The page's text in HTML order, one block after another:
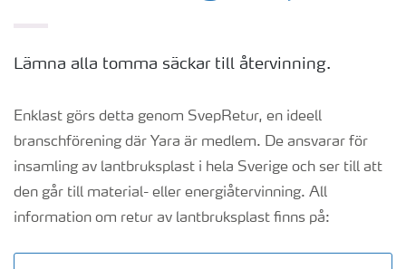
Lämna alla tomma säckar till återvinning.
Enklast görs detta genom SvepRetur, en ideell
branschförening där Yara är medlem. De ansvarar för
insamling av lantbruksplast i hela Sverige och ser till att
den går till material- eller energiåtervinning. All
information om retur av lantbruksplast finns på: